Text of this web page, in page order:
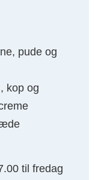
pude og
kop og
til fredag